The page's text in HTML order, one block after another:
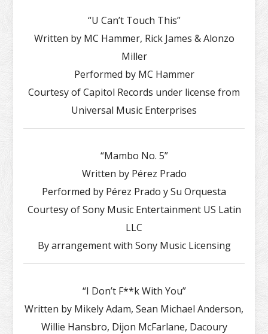
“U Can’t Touch This”
Written by MC Hammer, Rick James & Alonzo
Miller
Performed by MC Hammer
Courtesy of Capitol Records under license from
Universal Music Enterprises
“Mambo No. 5”
Written by Pérez Prado
Performed by Pérez Prado y Su Orquesta
Courtesy of Sony Music Entertainment US Latin
LLC
By arrangement with Sony Music Licensing
“I Don’t F**k With You”
Written by Mikely Adam, Sean Michael Anderson,
Willie Hansbro, Dijon McFarlane, Dacoury